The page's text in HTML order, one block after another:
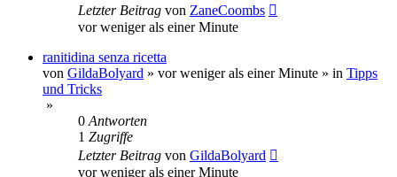
Letzter Beitrag von ZaneCoombs
vor weniger als einer Minute
ranitidina senza ricetta
von GildaBolyard » vor weniger als einer Minute » in Tipps
und Tricks
»
0 Antworten
1 Zugriffe
Letzter Beitrag von GildaBolyard
vor weniger als einer Minute